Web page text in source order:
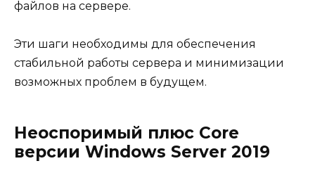
файлов на сервере.
Эти шаги необходимы для обеспечения
стабильной работы сервера и минимизации
возможных проблем в будущем.
Неоспоримый плюс Core
версии Windows Server 2019